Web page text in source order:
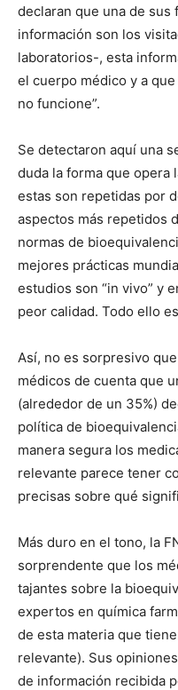
declaran que una de
información son los
laboratorios-, esta
el cuerpo médico y a
no funcione”.
Se detectaron aquí una
duda la forma que opera
estas son repetidas por
aspectos más repetidos
normas de
mejores prácticas
estudios son “in vivo” y
peor calidad. Todo ello
Así, no es sorpresivo
médicos de cuenta que
(alrededor de un 35%)
política de
manera segura los
relevante parece tener
precisas sobre qué
Más duro en el tono, la
sorprendente que los
tajantes sobre la
expertos en química
de esta materia que
relevante). Sus
de información recibida